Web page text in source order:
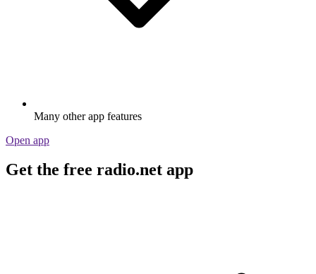
Many other app features
Open app
Get the free radio.net app